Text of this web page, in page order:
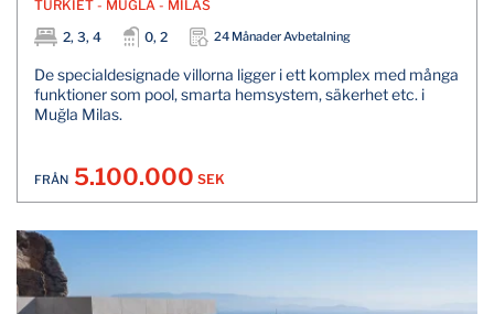
TURKİET - MUĞLA - MİLAS
2, 3, 4
0, 2 24 Månader Avbetalning
De specialdesignade villorna ligger i ett komplex med många
funktioner som pool, smarta hemsystem, säkerhet etc. i
Muğla Milas.
FRÅN 5.100.000 SEK